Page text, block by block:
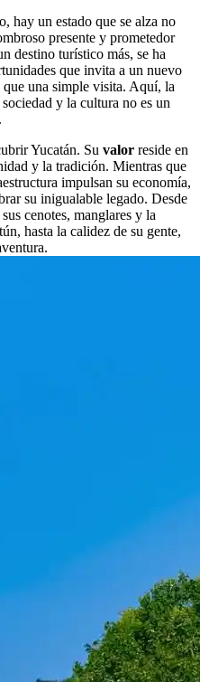
hay un estado que se alza no
presente y prometedor
destino turístico más, se ha
que invita a un nuevo
una simple visita. Aquí, la
y la cultura no es un
Yucatán. Su valor reside en
y la tradición. Mientras que
impulsan su economía,
su inigualable legado. Desde
cenotes, manglares y la
hasta la calidez de su gente,